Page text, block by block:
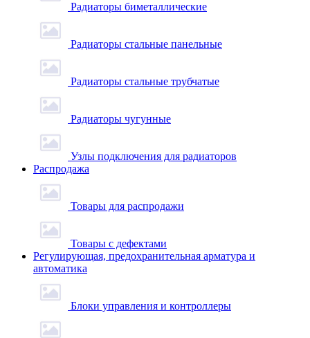
Радиаторы биметаллические
Радиаторы стальные панельные
Радиаторы стальные трубчатые
Радиаторы чугунные
Узлы подключения для радиаторов
Распродажа
Товары для распродажи
Товары с дефектами
Регулирующая, предохранительная арматура и
автоматика
Блоки управления и контроллеры